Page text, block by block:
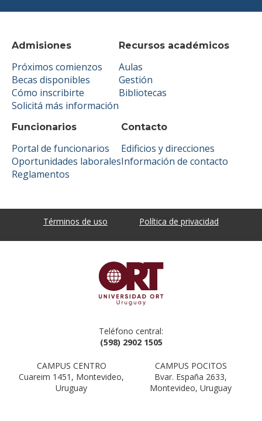
Admisiones
Próximos comienzos
Becas disponibles
Cómo inscribirte
Solicitá más información
Recursos académicos
Aulas
Gestión
Bibliotecas
Funcionarios
Portal de funcionarios
Oportunidades laborales
Reglamentos
Contacto
Edificios y direcciones
Información de contacto
Términos de uso Política de privacidad
Teléfono central:
(598) 2902 1505
CAMPUS CENTRO
Cuareim 1451, Montevideo,
Uruguay
CAMPUS POCITOS
Bvar. España 2633,
Montevideo, Uruguay